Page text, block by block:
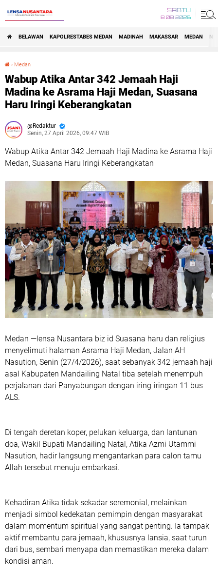
SABTU
8 08 2026
BELAWAN KAPOLRESTABES MEDAN MADINAH MAKASSAR MEDAN
› Medan
Wabup Atika Antar 342 Jemaah Haji
Madina ke Asrama Haji Medan, Suasana
Haru Iringi Keberangkatan
Redaktur
Senin, 27 April 2026, 09:47 WIB
Wabup Atika Antar 342 Jemaah Haji Madina ke Asrama Haji
Medan, Suasana Haru Iringi Keberangkatan
Medan —lensa Nusantara biz id Suasana haru dan religius
menyelimuti halaman Asrama Haji Medan, Jalan AH
Nasution, Senin (27/4/2026), saat sebanyak 342 jemaah haji
asal Kabupaten Mandailing Natal tiba setelah menempuh
perjalanan dari Panyabungan dengan iring-iringan 11 bus
ALS.
Di tengah deretan koper, pelukan keluarga, dan lantunan
doa, Wakil Bupati Mandailing Natal, Atika Azmi Utammi
Nasution, hadir langsung mengantarkan para calon tamu
Allah tersebut menuju embarkasi.
Kehadiran Atika tidak sekadar seremonial, melainkan
menjadi simbol kedekatan pemimpin dengan masyarakat
dalam momentum spiritual yang sangat penting. Ia tampak
aktif membantu para jemaah, khususnya lansia, saat turun
dari bus, sembari menyapa dan memastikan mereka dalam
kondisi aman.